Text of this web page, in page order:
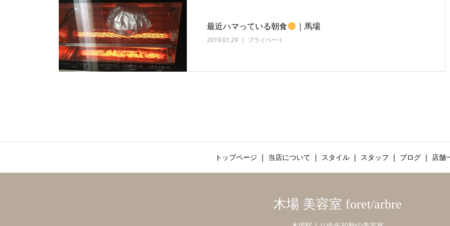
最近ハマっている朝食 ｜馬場
2019.01.29 プライベート
トップページ 当店について スタイル スタッフ ブログ 店舗
木場 美容室 foret/arbre